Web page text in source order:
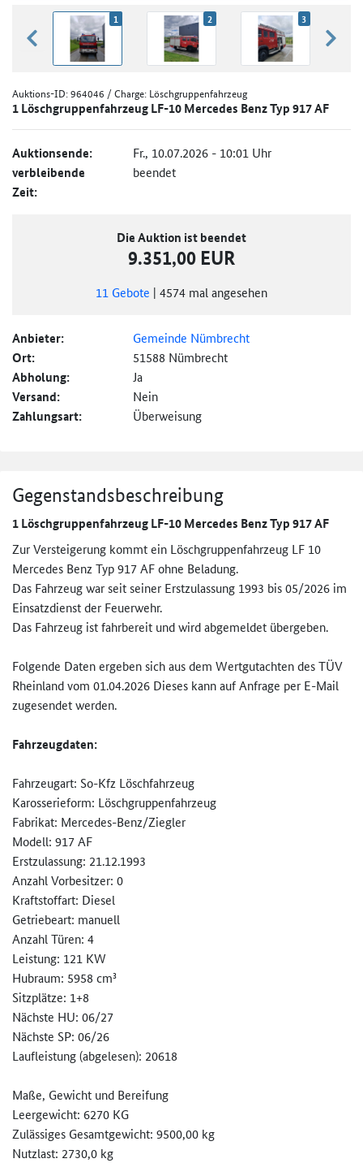
zurück blättern
1 2 3
Auktions-ID:964046 / Charge: Löschgruppenfahrzeug
1 Löschgruppenfahrzeug LF-10 Mercedes Benz Typ 917 AF
Auktionsende: Fr., 10.07.2026 - 10:01 Uhr
verbleibende
Zeit:
beendet
Die Auktion ist beendet
9.351,00 EUR
11 Gebote | 4574 mal angesehen
Anbieter: Gemeinde Nümbrecht
Ort: 51588 Nümbrecht
Abholung: Ja
Versand: Nein
Zahlungsart: Überweisung
Gegenstandsbeschreibung
1 Löschgruppenfahrzeug LF-10 Mercedes Benz Typ 917 AF
Zur Versteigerung kommt ein Löschgruppenfahrzeug LF 10
Mercedes Benz Typ 917 AF ohne Beladung.
Das Fahrzeug war seit seiner Erstzulassung 1993 bis 05/2026 im
Einsatzdienst der Feuerwehr.
Das Fahrzeug ist fahrbereit und wird abgemeldet übergeben.
Folgende Daten ergeben sich aus dem Wertgutachten des TÜV
Rheinland vom 01.04.2026 Dieses kann auf Anfrage per E-Mail
zugesendet werden.
Fahrzeugdaten:
Fahrzeugart: So-Kfz Löschfahrzeug
Karosserieform: Löschgruppenfahrzeug
Fabrikat: Mercedes-Benz/Ziegler
Modell: 917 AF
Erstzulassung: 21.12.1993
Anzahl Vorbesitzer: 0
Kraftstoffart: Diesel
Getriebeart: manuell
Anzahl Türen: 4
Leistung: 121 KW
Hubraum: 5958 cm³
Sitzplätze: 1+8
Nächste HU: 06/27
Nächste SP: 06/26
Laufleistung (abgelesen): 20618
Maße, Gewicht und Bereifung
Leergewicht: 6270 KG
Zulässiges Gesamtgewicht: 9500,00 kg
Nutzlast: 2730,0 kg